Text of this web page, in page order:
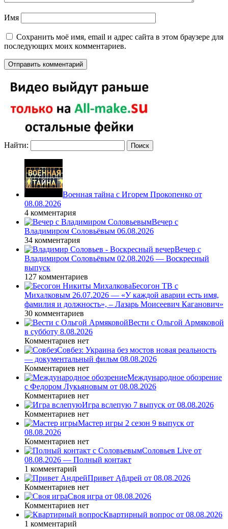
Имя
Сохранить моё имя, email и адрес сайта в этом браузере для
последующих моих комментариев.
Найти:
Военная тайна с Игорем Прокопенко от
08.08.2026
4 комментария
Вечер с
Владимиром Соловьёвым 06.08.2026
34 комментария
Вечер с
Владимиром Соловьёвым 02.08.2026 — Воскресный
выпуск
127 комментариев
Бесогон ТВ с
Михалковым 26.07.2026 — «У каждой аварии есть имя,
фамилия и должность», – Лазарь Моисеевич Каганович»
30 комментариев
Вести с Ольгой Армяковой
в субботу 8.08.2026
Комментариев нет
Совбез: Украина без мостов новая реальность
— документальный фильм 08.08.2026
Комментариев нет
Международное обозрение
с Федором Лукьяновым от 08.08.2026
Комментариев нет
Игра вслепую 7 выпуск от 08.08.2026
Комментариев нет
Мастер игры 2 сезон 9 выпуск от
08.08.2026
Комментариев нет
Соловьев Live от
08.08.2026 — Полный контакт
1 комментарий
Привет Ąñдpей от 08.08.2026
Комментариев нет
Своя игра от 08.08.2026
Комментариев нет
Квартирный вопрос от 08.08.2026
1 комментарий